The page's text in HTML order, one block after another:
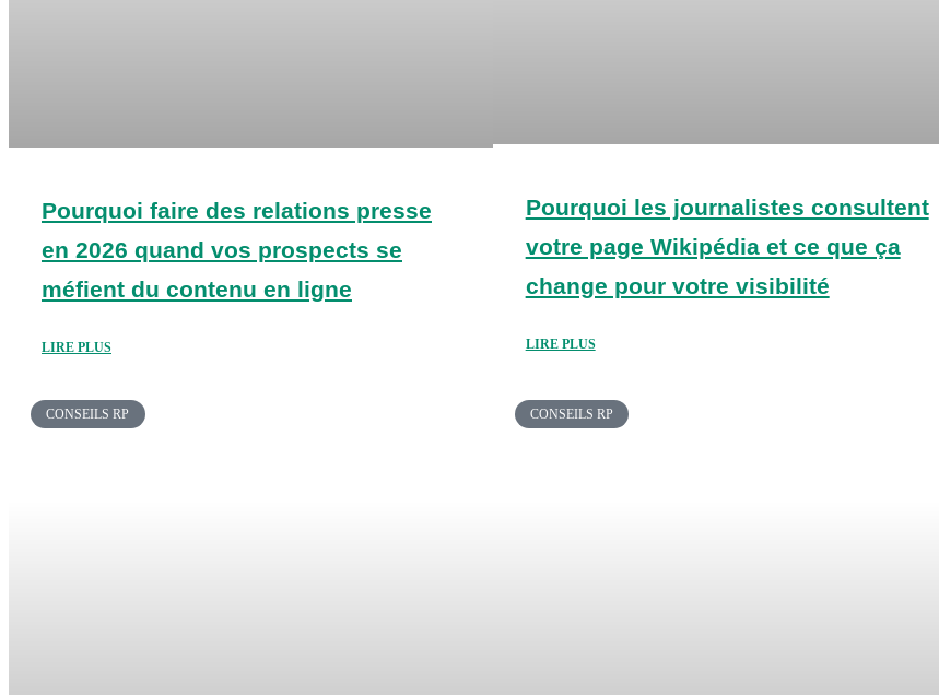
Pourquoi faire des relations presse
en 2026 quand vos prospects se
méfient du contenu en ligne
LIRE PLUS
Pourquoi les journalistes consultent
votre page Wikipédia et ce que ça
change pour votre visibilité
LIRE PLUS
CONSEILS RP CONSEILS RP